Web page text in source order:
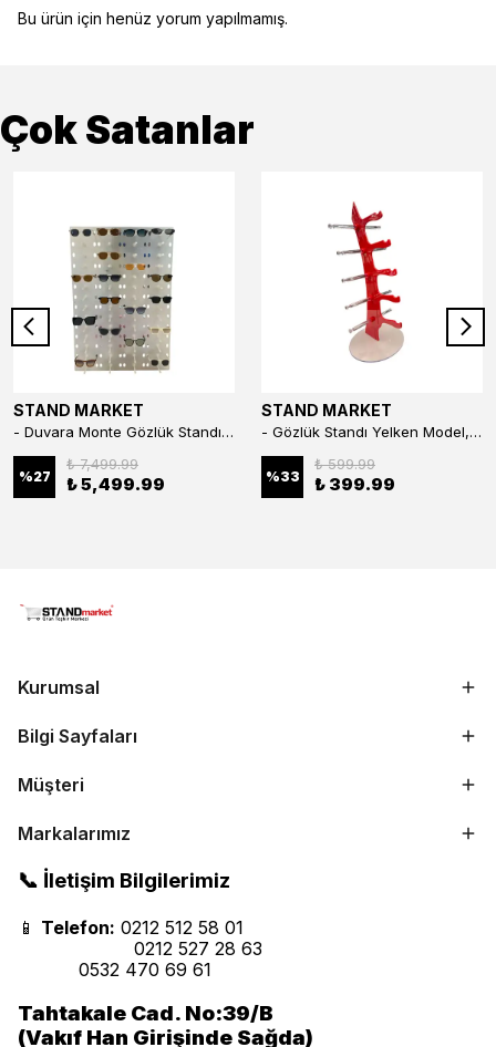
Bu ürün için henüz yorum yapılmamış.
Çok Satanlar
STAND MARKET
- Duvara Monte Gözlük Standı 56'li Pleksi Glass | 99x67 cm Gözlük Teşhir Standı
%27
₺ 7,499.99
₺ 5,499.99
STAND MARKET
- Gözlük Standı Yelken Model, 5 Gözlük Kapasiteli Standı Kırmızı
%33
₺ 599.99
₺ 399.99
Kurumsal
Bilgi Sayfaları
Müşteri
Markalarımız
📞 İletişim Bilgilerimiz
📱 Telefon: 0212 512 58 01
0212 527 28 63
0532 470 69 61
Tahtakale Cad. No:39/B
(Vakıf Han Girişinde Sağda)